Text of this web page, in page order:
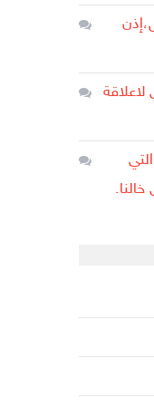
لاعلاقة
خالنا.